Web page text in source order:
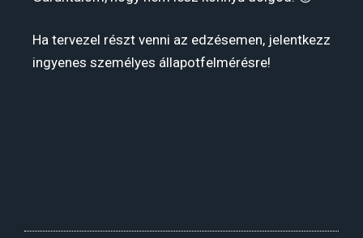
Ha tervezel részt venni az edzésemen, jelentkezz
ingyenes személyes állapotfelmérésre!